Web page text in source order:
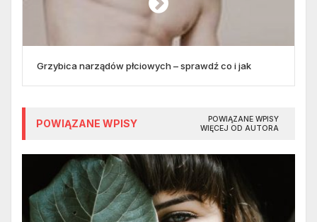
Grzybica narządów płciowych – sprawdź co i jak
POWIĄZANE WPISY
POWIĄZANE WPISY
WIĘCEJ OD AUTORA